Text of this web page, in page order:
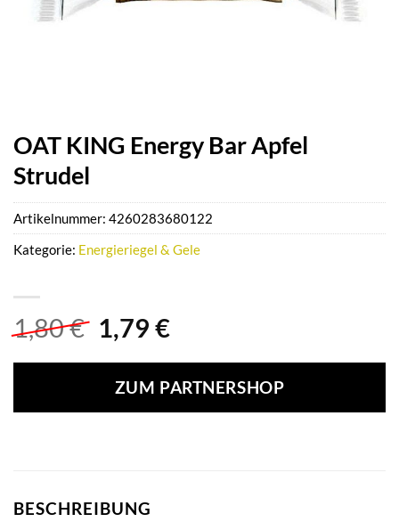
OAT KING Energy Bar Apfel
Strudel
1,80€ Ursprünglicher
war:
1,80 €
1,79 €Aktueller
ist:
1,79 €.
ZUM PARTNERSHOP
Artikelnummer: 4260283680122
Kategorie: Energieriegel & Gele
BESCHREIBUNG